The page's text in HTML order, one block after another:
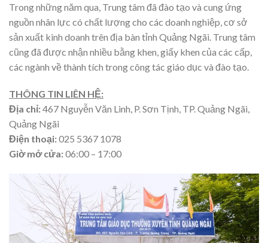
Trong những năm qua, Trung tâm đã đào tạo và cung ứng
nguồn nhân lực có chất lượng cho các doanh nghiệp, cơ sở
sản xuất kinh doanh trên địa bàn tỉnh Quảng Ngãi. Trung tâm
cũng đã được nhận nhiều bằng khen, giấy khen của các cấp,
các ngành về thành tích trong công tác giáo dục và đào tạo.
THÔNG TIN LIÊN HỆ:
Địa chỉ:467 Nguyễn Văn Linh, P. Sơn Tịnh, TP. Quảng Ngãi,
Quảng Ngãi
Điện thoại:025 5367 1078
Giờ mở cửa:06:00 – 17:00